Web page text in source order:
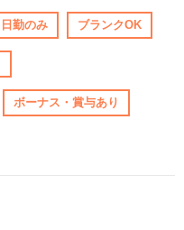
日勤のみ ブランクOK
ボーナス・賞与あり